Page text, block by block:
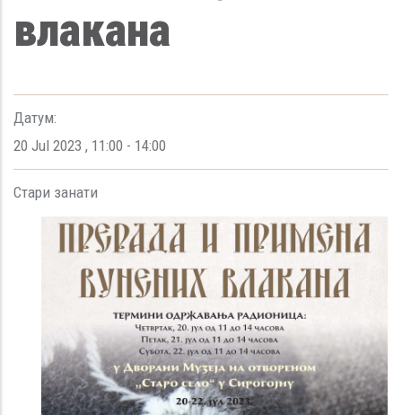
влакана
Датум:
20 Jul 2023 , 11:00 - 14:00
Стари занати